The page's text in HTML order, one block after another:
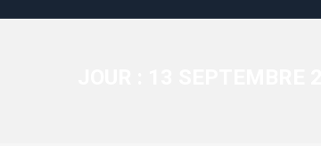
Actualités-Communiqué